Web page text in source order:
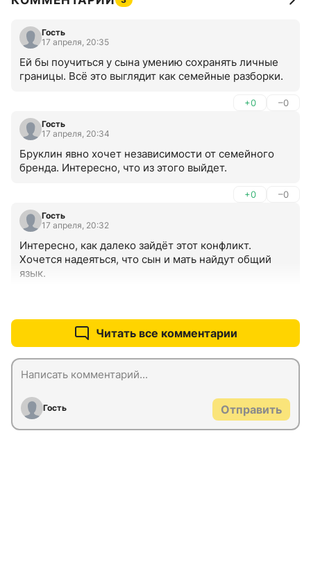
Гость
17 апреля, 20:35
Ей бы поучиться у сына умению сохранять личные
границы. Всё это выглядит как семейные разборки.
+0 –0
Гость
17 апреля, 20:34
Бруклин явно хочет независимости от семейного
бренда. Интересно, что из этого выйдет.
+0 –0
Гость
17 апреля, 20:32
Интересно, как далеко зайдёт этот конфликт.
Хочется надеяться, что сын и мать найдут общий
язык.
Читать все комментарии
Гость Отправить